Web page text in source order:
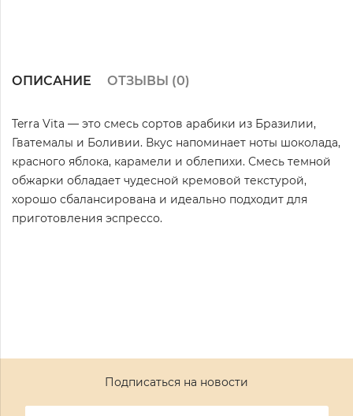
ОПИСАНИЕ ОТЗЫВЫ (0)
Terra Vita — это смесь сортов арабики из Бразилии,
Гватемалы и Боливии. Вкус напоминает ноты шоколада,
красного яблока, карамели и облепихи. Смесь темной
обжарки обладает чудесной кремовой текстурой,
хорошо сбалансирована и идеально подходит для
приготовления эспрессо.
Подписаться на новости